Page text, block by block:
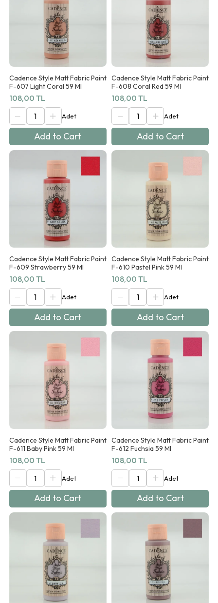
Cadence Style Matt Fabric Paint
F-607 Light Coral 59 Ml
108,00 TL
Add to Cart
Cadence Style Matt Fabric Paint
F-608 Coral Red 59 Ml
108,00 TL
Add to Cart
Cadence Style Matt Fabric Paint
F-609 Strawberry 59 Ml
108,00 TL
Add to Cart
Cadence Style Matt Fabric Paint
F-610 Pastel Pink 59 Ml
108,00 TL
Add to Cart
Cadence Style Matt Fabric Paint
F-611 Baby Pink 59 Ml
108,00 TL
Add to Cart
Cadence Style Matt Fabric Paint
F-612 Fuchsia 59 Ml
108,00 TL
Add to Cart